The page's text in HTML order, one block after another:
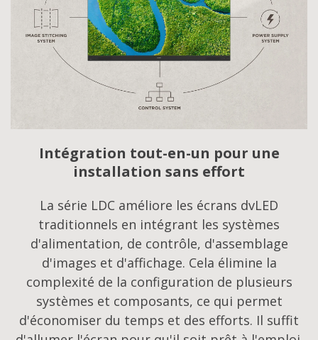
Intégration tout-en-un pour une
installation sans effort
La série LDC améliore les écrans dvLED
traditionnels en intégrant les systèmes
d'alimentation, de contrôle, d'assemblage
d'images et d'affichage. Cela élimine la
complexité de la configuration de plusieurs
systèmes et composants, ce qui permet
d'économiser du temps et des efforts. Il suffit